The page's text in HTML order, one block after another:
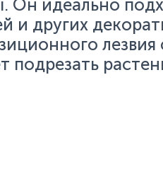
Он идеально
и других
подрезать